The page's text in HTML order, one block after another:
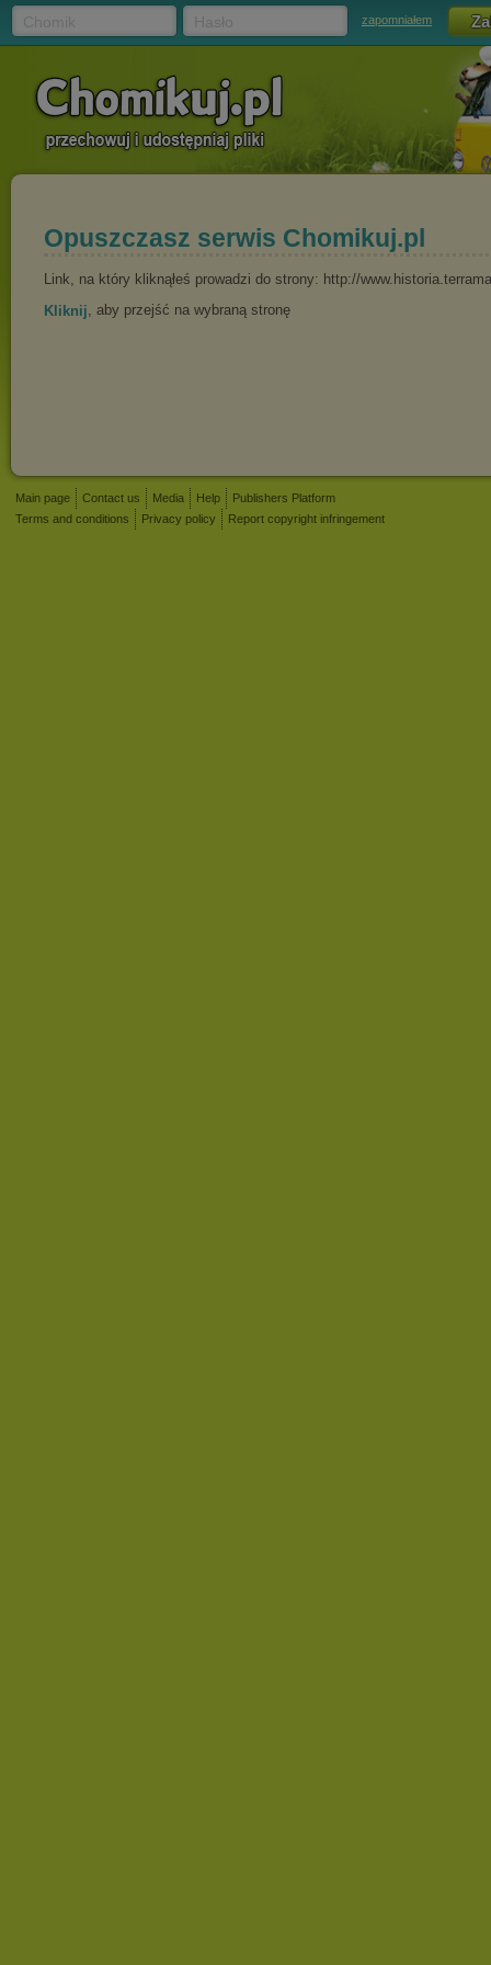
zapomniałem
Opuszczasz serwis Chomikuj.pl
Link, na który kliknąłeś prowadzi do strony: http://
, aby przejść na wybraną stronę
Main page Contact us Media Help
Publishers Platform
Terms and conditions
Privacy policy Report copyright infringement